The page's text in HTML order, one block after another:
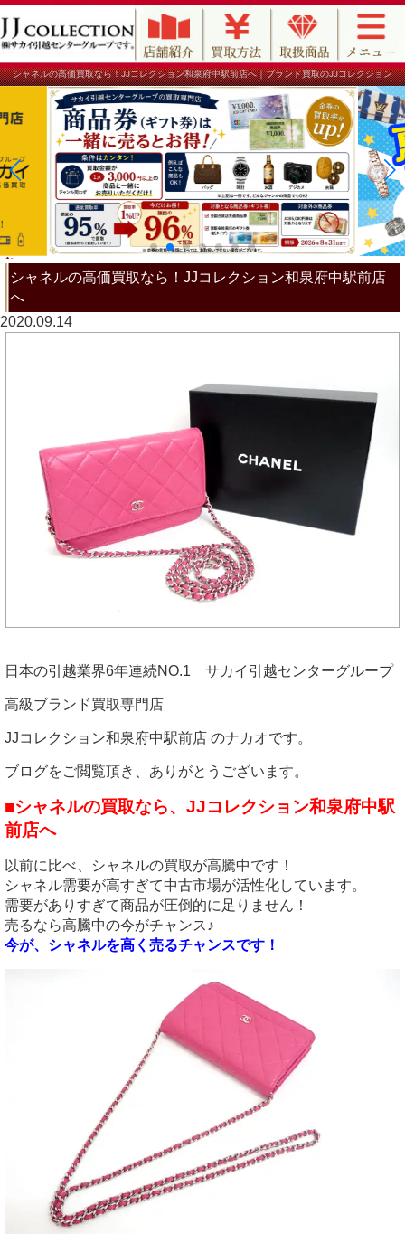
シャネルの高価買取なら！JJコレクション和泉府中駅前店へ｜ブランド買取のJJコレクション
シャネルの高価買取なら！JJコレクション和泉府中駅前店
へ
2020.09.14
日本の引越業界6年連続NO.1 サカイ引越センターグループ
高級ブランド買取専門店
JJコレクション和泉府中駅前店 のナカオです。
ブログをご閲覧頂き、ありがとうございます。
■シャネルの買取なら、JJコレクション和泉府中駅
前店へ
以前に比べ、シャネルの買取が高騰中です！
シャネル需要が高すぎて中古市場が活性化しています。
需要がありすぎて商品が圧倒的に足りません！
売るなら高騰中の今がチャンス♪
今が、 シャネルを高く売るチャンスです！